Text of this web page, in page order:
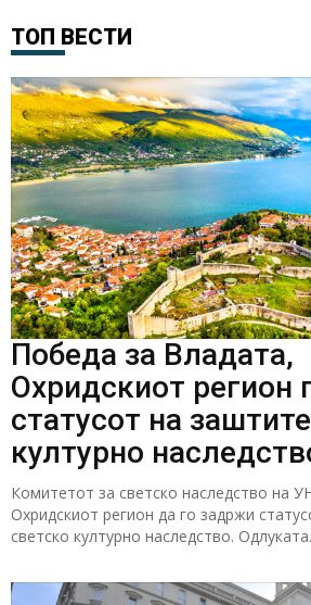
ТОП ВЕСТИ
Победа за Владата,
Охридскиот регион
статусот на
културно
Комитетот за светско наследство на
Охридскиот регион да го задржи
светско културно наследство.